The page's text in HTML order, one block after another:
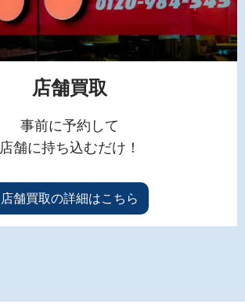
店舗買取
事前に予約して
店舗に持ち込むだけ！
店舗買取の詳細はこちら